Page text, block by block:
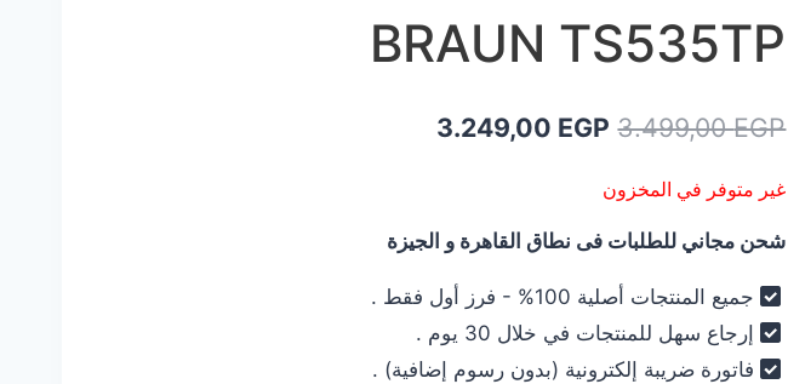
BRAUN TS535TP
3.499,00EGP
السعر
هو:
3.499,00 EGP.
3.249,00 EGP
السعر
3.249,00 EGP.
غير متوفر في المخزون
شحن مجاني للطلبات فى نطاق القاهرة و الجيزة
جميع المنتجات أصلية 100% - فرز أول فقط .
إرجاع سهل للمنتجات في خلال 30 يوم .
فاتورة ضريبة إلكترونية (بدون رسوم إضافية) .